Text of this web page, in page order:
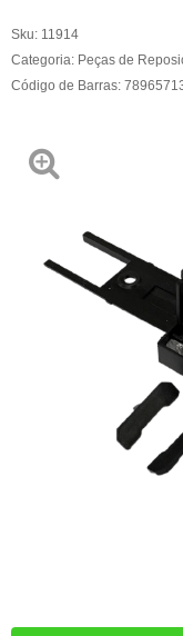
Sku: 11914
Categoria: Peças de
Código de Barras: